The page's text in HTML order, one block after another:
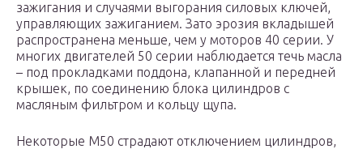
зажигания и случаями выгорания силовых ключей,
управляющих зажиганием. Зато эрозия вкладышей
распространена меньше, чем у моторов 40 серии. У
многих двигателей 50 серии наблюдается течь масла
– под прокладками поддона, клапанной и передней
крышек, по соединению блока цилиндров с
масляным фильтром и кольцу щупа.
Некоторые М50 страдают отключением цилиндров,